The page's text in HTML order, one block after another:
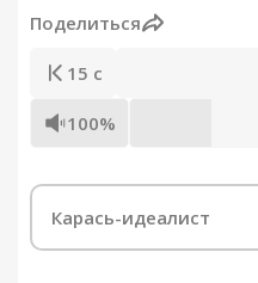
Поделиться
15 с
100%
Карась-идеалист